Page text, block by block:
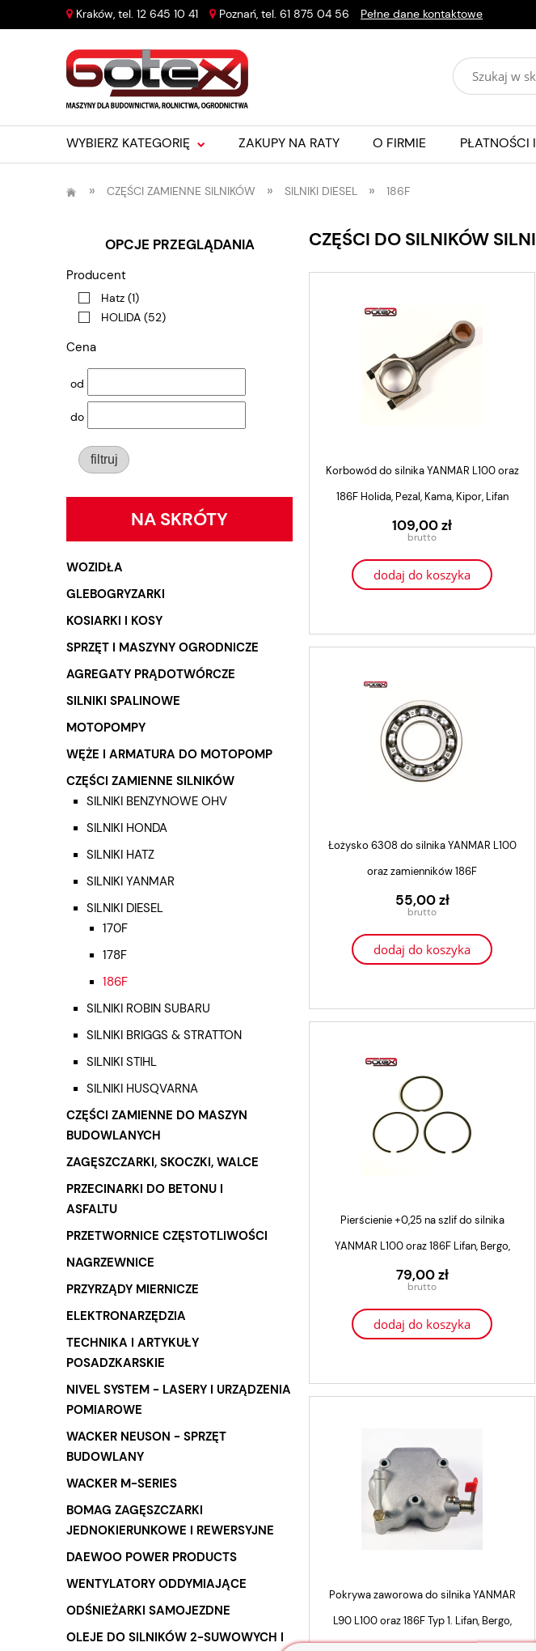
Kraków, tel. 12 645 10 41 Poznań, tel. 61 875 04 56 Pełne dane kontaktowe
WYBIERZ KATEGORIĘ ZAKUPY NA RATY O FIRMIE PŁATNOŚCI
» CZĘŚCI ZAMIENNE SILNIKÓW » SILNIKI DIESEL » 186F
OPCJE PRZEGLĄDANIA
Producent
Hatz (1)
HOLIDA (52)
Cena
od
do
filtruj
NA SKRÓTY
WOZIDŁA
GLEBOGRYZARKI
KOSIARKI I KOSY
SPRZĘT I MASZYNY OGRODNICZE
AGREGATY PRĄDOTWÓRCZE
SILNIKI SPALINOWE
MOTOPOMPY
WĘŻE I ARMATURA DO MOTOPOMP
CZĘŚCI ZAMIENNE SILNIKÓW
SILNIKI BENZYNOWE OHV
SILNIKI HONDA
SILNIKI HATZ
SILNIKI YANMAR
SILNIKI DIESEL
170F
178F
186F
SILNIKI ROBIN SUBARU
SILNIKI BRIGGS & STRATTON
SILNIKI STIHL
SILNIKI HUSQVARNA
CZĘŚCI ZAMIENNE DO MASZYN
BUDOWLANYCH
ZAGĘSZCZARKI, SKOCZKI, WALCE
PRZECINARKI DO BETONU I
ASFALTU
PRZETWORNICE CZĘSTOTLIWOŚCI
NAGRZEWNICE
PRZYRZĄDY MIERNICZE
ELEKTRONARZĘDZIA
TECHNIKA I ARTYKUŁY
POSADZKARSKIE
NIVEL SYSTEM - LASERY I URZĄDZENIA
POMIAROWE
WACKER NEUSON - SPRZĘT
BUDOWLANY
WACKER M-SERIES
BOMAG ZAGĘSZCZARKI
JEDNOKIERUNKOWE I REWERSYJNE
DAEWOO POWER PRODUCTS
WENTYLATORY ODDYMIAJĄCE
ODŚNIEŻARKI SAMOJEZDNE
OLEJE DO SILNIKÓW 2-SUWOWYCH I
CZĘŚCI DO SILNIKÓW
Korbowód do silnika YANMAR L100 oraz
186F Holida, Pezal, Kama, Kipor, Lifan
109,00 zł
dodaj do koszyka
Łożysko 6308 do silnika YANMAR L100
oraz zamienników 186F
55,00 zł
dodaj do koszyka
Pierścienie +0,25 na szlif do silnika
YANMAR L100 oraz 186F Lifan, Bergo,
Proton, Kraftwele, Genezo
79,00 zł
dodaj do koszyka
Pokrywa zaworowa do silnika YANMAR
L90 L100 oraz 186F Typ 1. Lifan, Bergo,
Proton, Kraftwele, Genezo